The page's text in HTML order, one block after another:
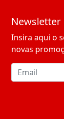
Newsletter
Insira aqui o
novas
Email address